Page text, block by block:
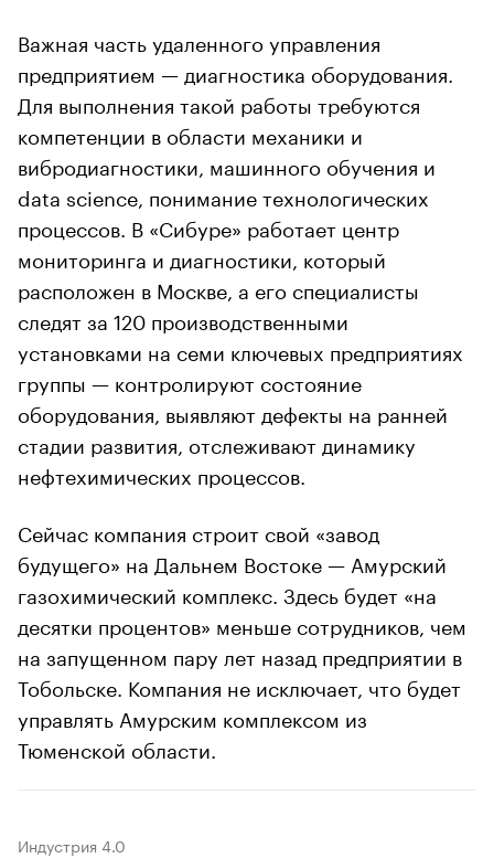
Важная часть удаленного управления
предприятием — диагностика оборудования.
Для выполнения такой работы требуются
компетенции в области механики и
вибродиагностики, машинного обучения и
data science, понимание технологических
процессов. В «Сибуре» работает центр
мониторинга и диагностики, который
расположен в Москве, а его специалисты
следят за 120 производственными
установками на семи ключевых предприятиях
группы — контролируют состояние
оборудования, выявляют дефекты на ранней
стадии развития, отслеживают динамику
нефтехимических процессов.
Сейчас компания строит свой «завод
будущего» на Дальнем Востоке — Амурский
газохимический комплекс. Здесь будет «на
десятки процентов» меньше сотрудников, чем
на запущенном пару лет назад предприятии в
Тобольске. Компания не исключает, что будет
управлять Амурским комплексом из
Тюменской области.
Индустрия 4.0